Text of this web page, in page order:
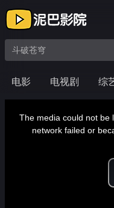
电影 电视剧 综
modalThe media could not be
network failed or